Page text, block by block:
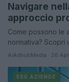
Navigare
approccio
Come possono le
normativa?
AiAdhubMedia · 26
ESG AZIENDE